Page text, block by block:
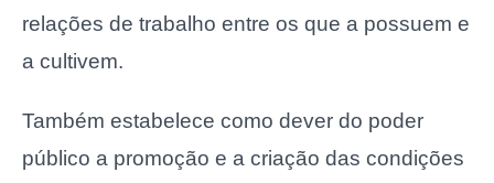
relações de trabalho entre os que a possuem e
a cultivem.
Também estabelece como dever do poder
público a promoção e a criação das condições